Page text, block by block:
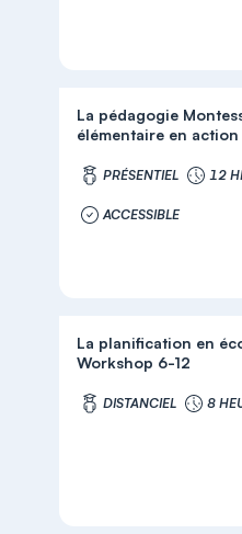
La pédagogie
élémentaire en
PRÉSENTIEL 12
ACCESSIBLE
La planification en
Workshop 6-12
DISTANCIEL 8